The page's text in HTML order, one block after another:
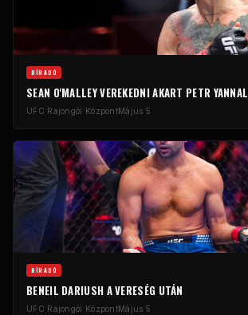
HÍRADÓ
SEAN O'MALLEY VEREKEDNI AKART PETR YANNAL
UFC Rajongói KözpontMájus 5
HÍRADÓ
BENEIL DARIUSH A VERESÉG UTÁN
UFC Rajongói KözpontMájus 5